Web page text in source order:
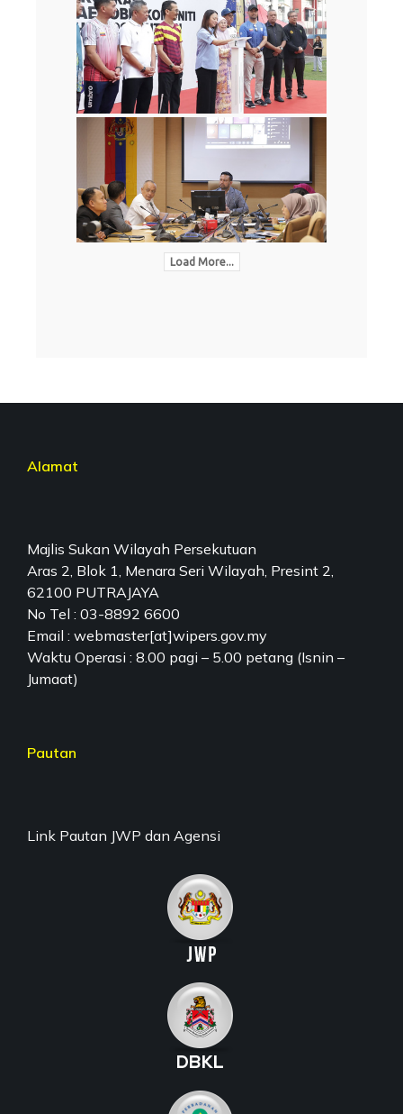
Load More...
Alamat
Majlis Sukan Wilayah Persekutuan
Aras 2, Blok 1, Menara Seri Wilayah, Presint 2,
62100 PUTRAJAYA
No Tel : 03-8892 6600
Email : webmaster[at]wipers.gov.my
Waktu Operasi : 8.00 pagi – 5.00 petang (Isnin –
Jumaat)
Pautan
Link Pautan JWP dan Agensi